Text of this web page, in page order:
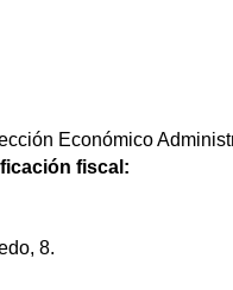
Económico
fiscal:
8.